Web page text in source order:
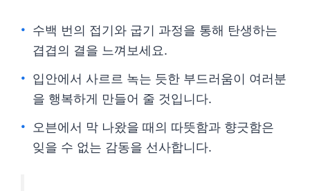
수백 번의 접기와 굽기 과정을 통해 탄생하는
겹겹의 결을 느껴보세요.
입안에서 사르르 녹는 듯한 부드러움이 여러분
을 행복하게 만들어 줄 것입니다.
오븐에서 막 나왔을 때의 따뜻함과 향긋함은
잊을 수 없는 감동을 선사합니다.